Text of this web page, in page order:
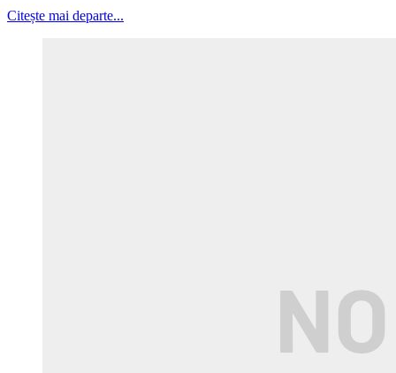
Citește mai departe...